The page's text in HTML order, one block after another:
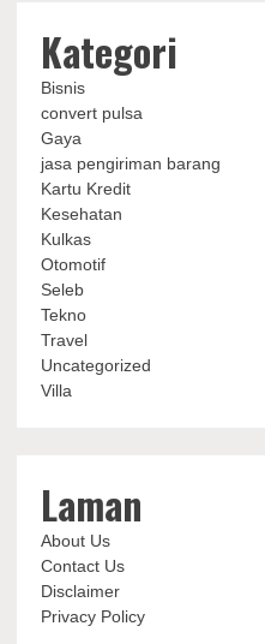
Kategori
Bisnis
convert pulsa
Gaya
jasa pengiriman barang
Kartu Kredit
Kesehatan
Kulkas
Otomotif
Seleb
Tekno
Travel
Uncategorized
Villa
Laman
About Us
Contact Us
Disclaimer
Privacy Policy